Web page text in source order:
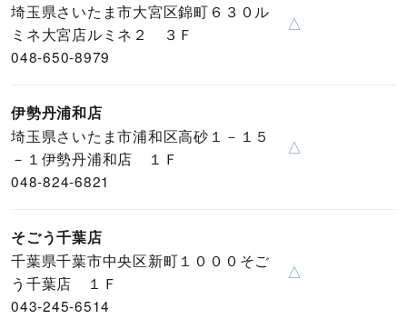
埼玉県さいたま市大宮区錦町６３０ル
ミネ大宮店ルミネ２ ３Ｆ
048-650-8979
△
伊勢丹浦和店
埼玉県さいたま市浦和区高砂１－１５
－１伊勢丹浦和店 １Ｆ
048-824-6821
△
そごう千葉店
千葉県千葉市中央区新町１０００そご
う千葉店 １Ｆ
043-245-6514
△